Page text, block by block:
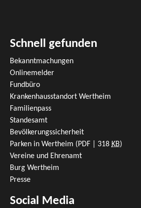
Schnell gefunden
Bekanntmachungen
Onlinemelder
Fundbüro
Krankenhausstandort Wertheim
Familienpass
Standesamt
Bevölkerungssicherheit
Parken in Wertheim (PDF | 318 KB)
Vereine und Ehrenamt
Burg Wertheim
Presse
Social Media